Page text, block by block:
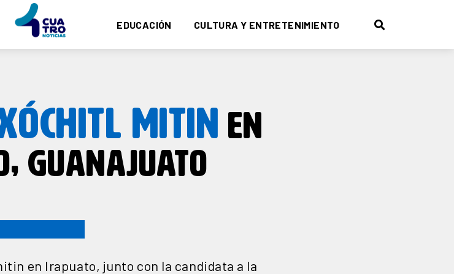
EDUCACIÓN CULTURA Y ENTRETENIMIENTO
MITIN EN
GUANAJUATO
en Irapuato, junto con la candidata a la